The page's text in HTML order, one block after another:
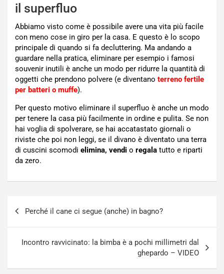
il superfluo
Abbiamo visto come è possibile avere una vita più facile
con meno cose in giro per la casa. E questo è lo scopo
principale di quando si fa decluttering. Ma andando a
guardare nella pratica, eliminare per esempio i famosi
souvenir inutili è anche un modo per ridurre la quantità di
oggetti che prendono polvere (e diventano terreno fertile
per batteri o muffe).
Per questo motivo eliminare il superfluo è anche un modo
per tenere la casa più facilmente in ordine e pulita. Se non
hai voglia di spolverare, se hai accatastato giornali o
riviste che poi non leggi, se il divano è diventato una terra
di cuscini scomodi elimina, vendi o regala tutto e riparti
da zero.
Perché il cane ci segue (anche) in bagno?
Incontro ravvicinato: la bimba è a pochi millimetri dal
ghepardo – VIDEO